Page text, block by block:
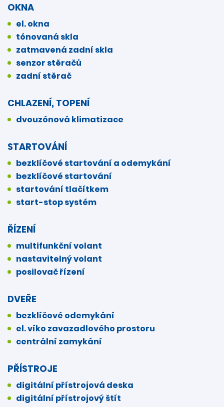
OKNA
el. okna
tónovaná skla
zatmavená zadní skla
senzor stěračů
zadní stěrač
CHLAZENÍ, TOPENÍ
dvouzónová klimatizace
STARTOVÁNÍ
bezklíčové startování a odemykání
bezklíčové startování
startování tlačítkem
start-stop systém
ŘÍZENÍ
multifunkční volant
nastavitelný volant
posilovač řízení
DVEŘE
bezklíčové odemykání
el. víko zavazadlového prostoru
centrální zamykání
PŘÍSTROJE
digitální přístrojová deska
digitální přístrojový štít